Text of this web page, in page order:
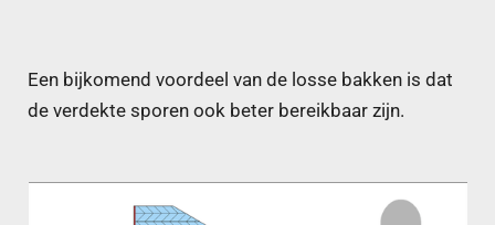
Een bijkomend voordeel van de losse bakken is dat
de verdekte sporen ook beter bereikbaar zijn.